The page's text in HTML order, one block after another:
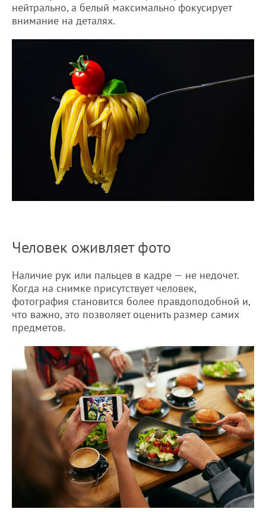
нейтрально, а белый максимально фокусирует
внимание на деталях.
Человек оживляет фото
Наличие рук или пальцев в кадре — не недочет.
Когда на снимке присутствует человек,
фотография становится более правдоподобной и,
что важно, это позволяет оценить размер самих
предметов.